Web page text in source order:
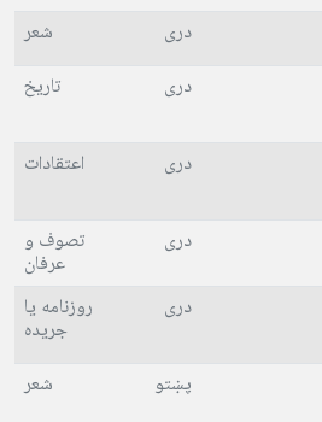
دری شعر
دری تاریخ
دری اعتقادات
دری تصوف و
عرفان
دری روزنامه یا
جریده
پښتو شعر